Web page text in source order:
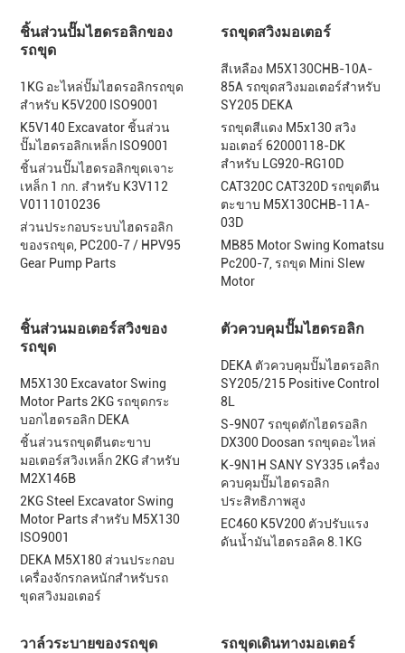
ชิ้นส่วนปั๊มไฮดรอลิกของ
รถขุด
1KG อะไหล่ปั๊มไฮดรอลิกรถขุด
สำหรับ K5V200 ISO9001
K5V140 Excavator ชิ้นส่วน
ปั๊มไฮดรอลิกเหล็ก ISO9001
ชิ้นส่วนปั๊มไฮดรอลิกขุดเจาะ
เหล็ก 1 กก. สำหรับ K3V112
V0111010236
ส่วนประกอบระบบไฮดรอลิก
ของรถขุด, PC200-7 / HPV95
Gear Pump Parts
รถขุดสวิงมอเตอร์
สีเหลือง M5X130CHB-10A-
85A รถขุดสวิงมอเตอร์สำหรับ
SY205 DEKA
รถขุดสีแดง M5x130 สวิง
มอเตอร์ 62000118-DK
สำหรับ LG920-RG10D
CAT320C CAT320D รถขุดตีน
ตะขาบ M5X130CHB-11A-
03D
MB85 Motor Swing Komatsu
Pc200-7, รถขุด Mini Slew
Motor
ชิ้นส่วนมอเตอร์สวิงของ
รถขุด
M5X130 Excavator Swing
Motor Parts 2KG รถขุดกระ
บอกไฮดรอลิก DEKA
ชิ้นส่วนรถขุดตีนตะขาบ
มอเตอร์สวิงเหล็ก 2KG สำหรับ
M2X146B
2KG Steel Excavator Swing
Motor Parts สำหรับ M5X130
ISO9001
DEKA M5X180 ส่วนประกอบ
เครื่องจักรกลหนักสำหรับรถ
ขุดสวิงมอเตอร์
ตัวควบคุมปั๊มไฮดรอลิก
DEKA ตัวควบคุมปั๊มไฮดรอลิก
SY205/215 Positive Control
8L
S-9N07 รถขุดตักไฮดรอลิก
DX300 Doosan รถขุดอะไหล่
K-9N1H SANY SY335 เครื่อง
ควบคุมปั๊มไฮดรอลิก
ประสิทธิภาพสูง
EC460 K5V200 ตัวปรับแรง
ดันน้ำมันไฮดรอลิค 8.1KG
วาล์วระบายของรถขุด รถขุดเดินทางมอเตอร์